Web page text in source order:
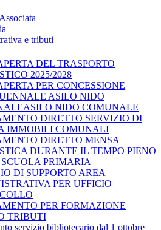
e tributi
DEL TRASPORTO
2025/2028
PER CONCESSIONE
ASILO NIDO
NIDO COMUNALE
DIRETTO SERVIZIO DI
IMMOBILI COMUNALI
DIRETTO MENSA
DURANTE IL TEMPO PIENO
PRIMARIA
DI SUPPORTO AREA
PER UFFICIO
PER FORMAZIONE
TRIBUTI
servizio bibliotecario dal 1 ottobre